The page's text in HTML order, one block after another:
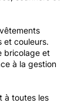
et couleurs.​
bricolage et
à la gestion
à toutes les